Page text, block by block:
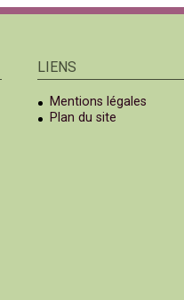
LIENS
Mentions légales
Plan du site